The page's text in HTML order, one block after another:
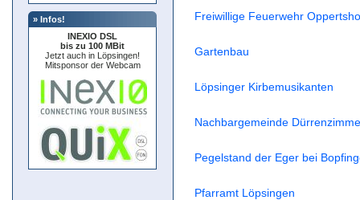
» Infos!
INEXIO DSL
bis zu 100 MBit
Jetzt auch in Löpsingen!
Mitsponsor der Webcam
Freiwillige Feuerwehr
Gartenbau
Löpsinger Kirbemusikanten
Nachbargemeinde
Pegelstand der Eger bei
Pfarramt Löpsingen